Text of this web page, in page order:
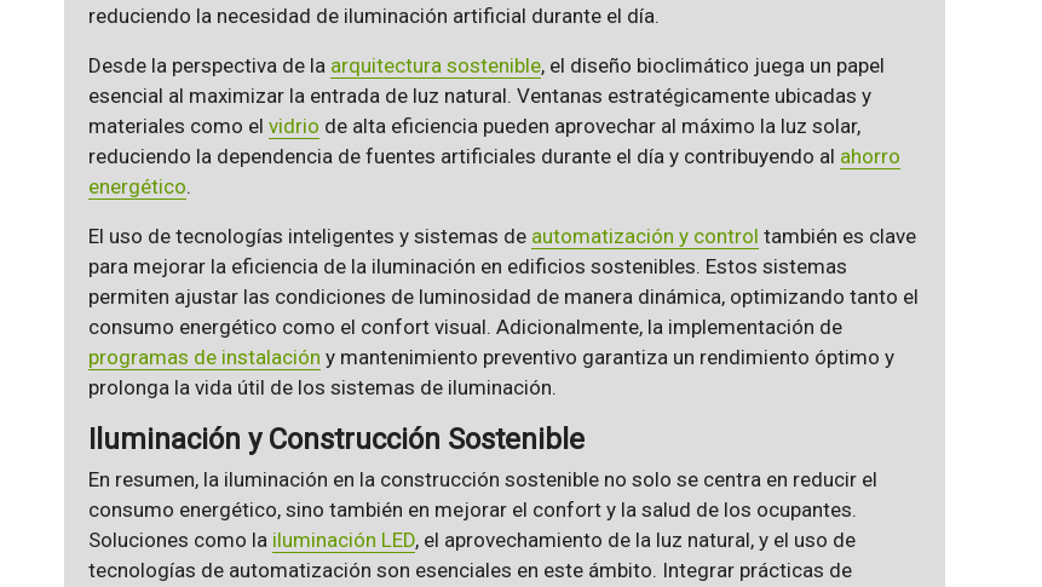
reduciendo la necesidad de iluminación artificial durante el día.
Desde la perspectiva de la arquitectura sostenible, el diseño bioclimático juega un papel
esencial al maximizar la entrada de luz natural. Ventanas estratégicamente ubicadas y
materiales como el vidrio de alta eficiencia pueden aprovechar al máximo la luz solar,
reduciendo la dependencia de fuentes artificiales durante el día y contribuyendo al ahorro
energético.
El uso de tecnologías inteligentes y sistemas de automatización y control también es clave
para mejorar la eficiencia de la iluminación en edificios sostenibles. Estos sistemas
permiten ajustar las condiciones de luminosidad de manera dinámica, optimizando tanto el
consumo energético como el confort visual. Adicionalmente, la implementación de
programas de instalación y mantenimiento preventivo garantiza un rendimiento óptimo y
prolonga la vida útil de los sistemas de iluminación.
Iluminación y Construcción Sostenible
En resumen, la iluminación en la construcción sostenible no solo se centra en reducir el
consumo energético, sino también en mejorar el confort y la salud de los ocupantes.
Soluciones como la iluminación LED, el aprovechamiento de la luz natural, y el uso de
tecnologías de automatización son esenciales en este ámbito. Integrar prácticas de